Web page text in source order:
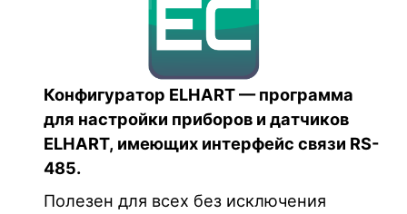
Конфигуратор ELHART — программа
для настройки приборов и датчиков
ELHART, имеющих интерфейс связи RS-
485.
Полезен для всех без исключения